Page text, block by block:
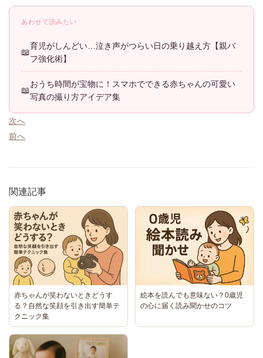
あわせて読みたい
育児がしんどい…泣き声がつらい日の乗り越え方【親バ
フ強化術】
おうち時間が宝物に！スマホでできる赤ちゃんの可愛い
写真の撮り方アイデア集
次へ
前へ
関連記事
赤ちゃんが笑わないときどうす
る？自然な笑顔を引き出す簡単テ
クニック集
絵本を読んでも意味ない？0歳児
の心に届く読み聞かせのコツ